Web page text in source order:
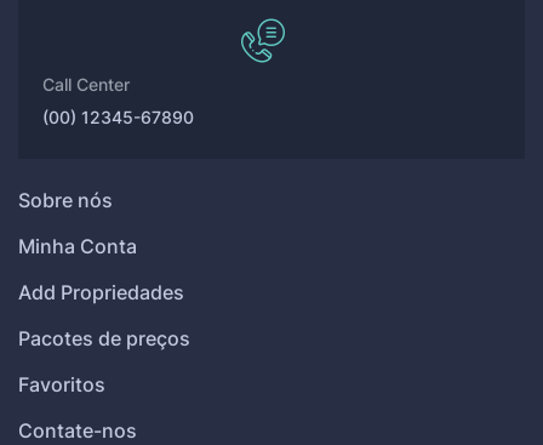
Call Center
(00) 12345-67890
Sobre nós
Minha Conta
Add Propriedades
Pacotes de preços
Favoritos
Contate-nos